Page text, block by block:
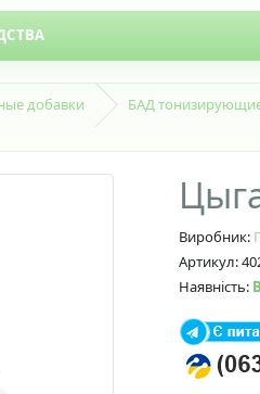
добавки БАД
Виробник:
Артикул:
Наявність: